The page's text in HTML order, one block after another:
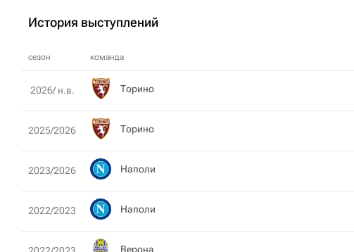
История выступлений
сезон команда
2026/ н.в. Торино
2025/2026 Торино
2023/2026 Наполи
2022/2023 Наполи
Верона